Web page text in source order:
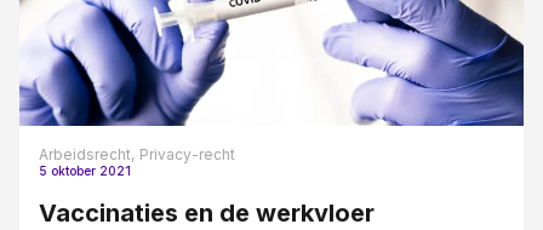
Arbeidsrecht, Privacy-recht
5 oktober 2021
Vaccinaties en de werkvloer